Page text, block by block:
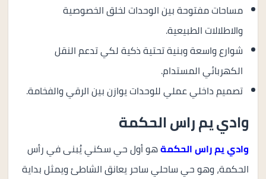
مساحات مفتوحة بين الوحدات لخلق الخصوصية
والاطلالات الطبيعية.
شوارع واسعة وبنية تحتية ذكية لكي تدعم النقل
الكهربائي المستدام.
تصميم داخلي عملي للوحدات يوازن بين الرقي والفخامة.
وادي يم راس الحكمة
وادي يم راس الحكمةهو أول حي سكني يُبنى في رأس
الحكمة، وهو حي ساحلي ساحر يعانق الشاطئ ويمثل بداية